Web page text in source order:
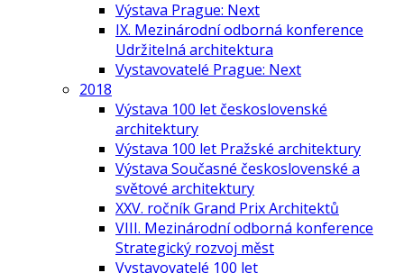
Výstava Prague: Next
IX. Mezinárodní odborná konference
Udržitelná architektura
Vystavovatelé Prague: Next
2018
Výstava 100 let československé
architektury
Výstava 100 let Pražské architektury
Výstava Současné československé a
světové architektury
XXV. ročník Grand Prix Architektů
VIII. Mezinárodní odborná konference
Strategický rozvoj měst
Vystavovatelé 100 let